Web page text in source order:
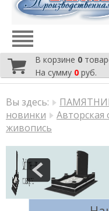
В корзине 0
На сумму 0 руб.
Вы здесь:
новинки
Авторская
живопись